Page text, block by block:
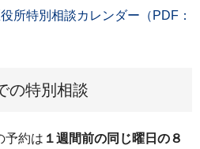
所特別相談カレンダー（PDF：
の特別相談
予約は １週間前の同じ曜日の８